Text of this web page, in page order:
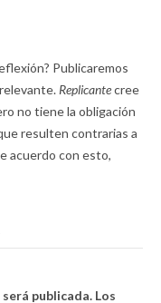
Publicaremos
Replicantecree
no tiene la obligación
resulten contrarias a
acuerdo con esto,
publicada. Los